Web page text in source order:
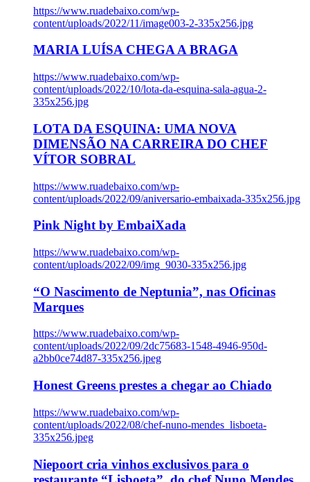
https://www.ruadebaixo.com/wp-
content/uploads/2022/11/image003-2-335x256.jpg
MARIA LUÍSA CHEGA A BRAGA
https://www.ruadebaixo.com/wp-
content/uploads/2022/10/lota-da-esquina-sala-agua-2-
335x256.jpg
LOTA DA ESQUINA: UMA NOVA
DIMENSÃO NA CARREIRA DO CHEF
VÍTOR SOBRAL
https://www.ruadebaixo.com/wp-
content/uploads/2022/09/aniversario-embaixada-335x256.jpg
Pink Night by EmbaiXada
https://www.ruadebaixo.com/wp-
content/uploads/2022/09/img_9030-335x256.jpg
“O Nascimento de Neptunia”, nas Oficinas
Marques
https://www.ruadebaixo.com/wp-
content/uploads/2022/09/2dc75683-1548-4946-950d-
a2bb0ce74d87-335x256.jpeg
Honest Greens prestes a chegar ao Chiado
https://www.ruadebaixo.com/wp-
content/uploads/2022/08/chef-nuno-mendes_lisboeta-
335x256.jpeg
Niepoort cria vinhos exclusivos para o